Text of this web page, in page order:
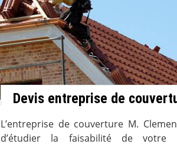
Devis entreprise de
L’entreprise de couverture M.
d’étudier la faisabilité de